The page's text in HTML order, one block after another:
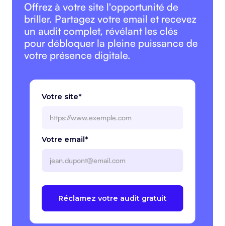
Offrez à votre site l'opportunité de
briller. Partagez votre email et recevez
un audit complet, révélant les clés
pour débloquer la pleine puissance de
votre présence digitale.
Votre site*
Votre email*